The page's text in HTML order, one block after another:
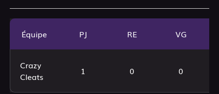
Équipe PJ RE VG
Crazy
Cleats
1 0 0